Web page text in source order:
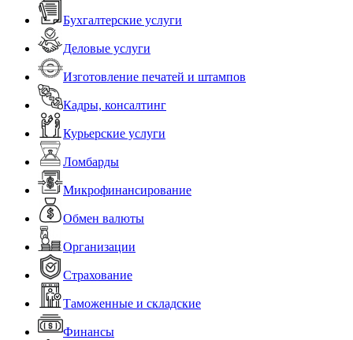
Бухгалтерские услуги
Деловые услуги
Изготовление печатей и штампов
Кадры, консалтинг
Курьерские услуги
Ломбарды
Микрофинансирование
Обмен валюты
Организации
Страхование
Таможенные и складские
Финансы